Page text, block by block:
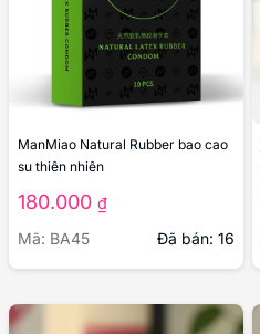
ManMiao Natural Rubber bao cao
su thiên nhiên
180.000 ₫
Mã: BA45
Đã bán: 16